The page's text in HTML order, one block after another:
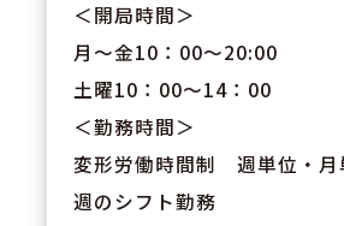
＜開局時間＞
月～金10：00～20:00
土曜10：00～14：00
＜勤務時間＞
変形労働時間制 週単位・
週のシフト勤務